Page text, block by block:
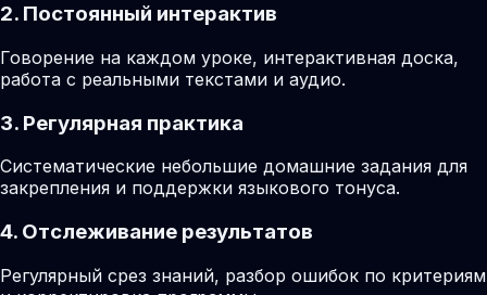
2. Постоянный интерактив
Говорение на каждом уроке, интерактивная доска,
работа с реальными текстами и аудио.
3. Регулярная практика
Систематические небольшие домашние задания для
закрепления и поддержки языкового тонуса.
4. Отслеживание результатов
Регулярный срез знаний, разбор ошибок по критериям